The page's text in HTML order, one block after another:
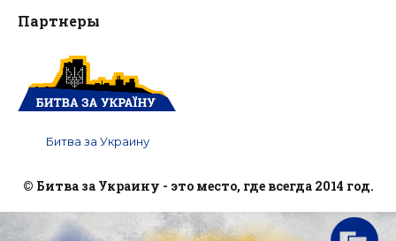
Партнеры
Битва за Украину
© Битва за Украину - это место, где всегда 2014 год.